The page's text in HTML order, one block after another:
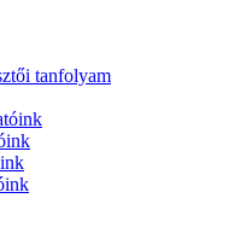
tanfolyam